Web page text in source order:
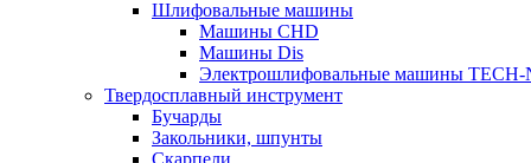
Шлифовальные машины
Машины CHD
Машины Dis
Электрошлифовальные машины TECH-
Твердосплавный инструмент
Бучарды
Закольники, шпунты
Скарпели